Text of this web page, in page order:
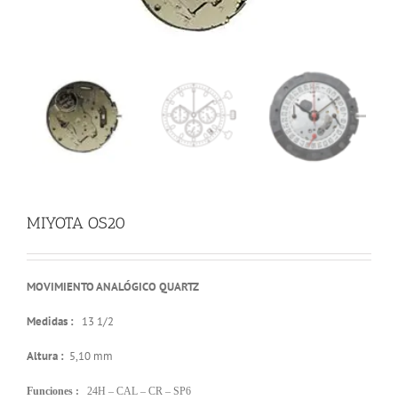
MIYOTA OS20
MOVIMIENTO ANALÓGICO QUARTZ
Medidas : 13 1/2
Altura : 5,10 mm
Funciones : 24H – CAL – CR – SP6